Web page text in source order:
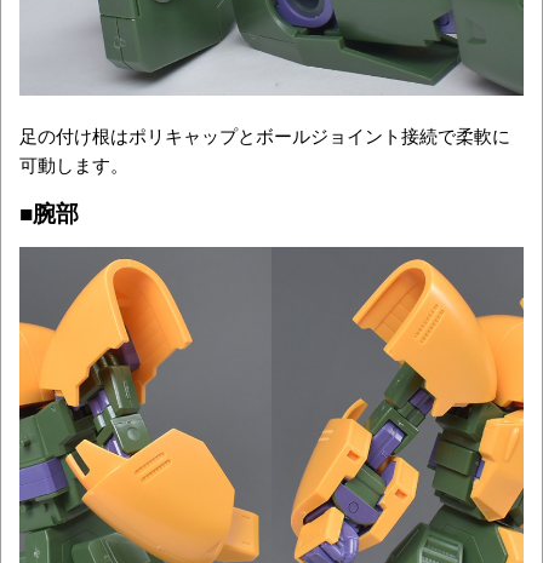
足の付け根はポリキャップとボールジョイント接続で柔軟に
可動します。
■腕部